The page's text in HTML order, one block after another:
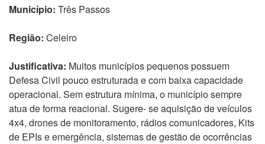
Município: Três Passos
Região: Celeiro
Justificativa: Muitos municípios pequenos possuem
Defesa Civil pouco estruturada e com baixa capacidade
operacional. Sem estrutura mínima, o município sempre
atua de forma reacional. Sugere- se aquisição de veículos
4x4, drones de monitoramento, rádios comunicadores, Kits
de EPIs e emergência, sistemas de gestão de ocorrências